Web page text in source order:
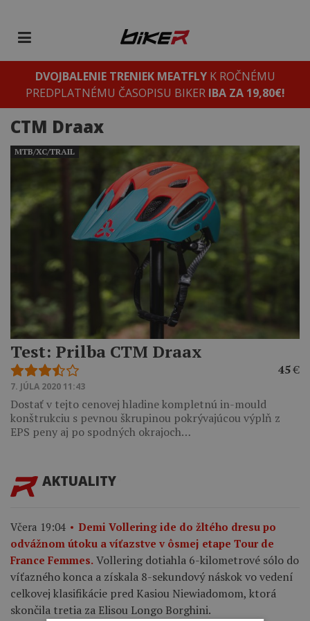
DVOJBALENIE TRENIEK MEATFLYK ROČNÉMU
PREDPLATNÉMU ČASOPISU BIKER IBA ZA 19,80€!
CTM Draax
Test: Prilba CTM Draax
45€
7. JÚLA 2020 11:43
Dostať v tejto cenovej hladine kompletnú in-mould
konštrukciu s pevnou škrupinou pokrývajúcou výplň z
EPS peny aj po spodných okrajoch…
MTB/XC/TRAIL
AKTUALITY
Včera 19:04
Demi Vollering ide do žltého dresu po
odvážnom útoku a víťazstve v ôsmej etape Tour de
France Femmes. Vollering dotiahla 6-kilometrové sólo do
víťazného konca a získala 8-sekundový náskok vo vedení
celkovej klasifikácie pred Kasiou Niewiadomom, ktorá
skončila tretia za Elisou Longo Borghini.